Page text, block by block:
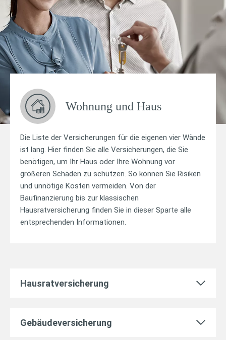
Wohnung und Haus
Die Liste der Versicherungen für die eigenen vier Wände
ist lang. Hier finden Sie alle Versicherungen, die Sie
benötigen, um Ihr Haus oder Ihre Wohnung vor
größeren Schäden zu schützen. So können Sie Risiken
und unnötige Kosten vermeiden. Von der
Baufinanzierung bis zur klassischen
Hausratversicherung finden Sie in dieser Sparte alle
entsprechenden Informationen.
Hausratversicherung
Gebäudeversicherung